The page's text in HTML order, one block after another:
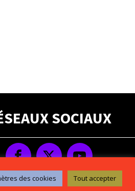
SOCIAUX
des cookies Tout accepter